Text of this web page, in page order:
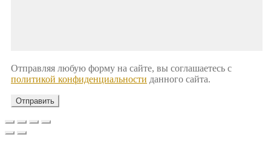
Отправляя любую форму на сайте, вы соглашаетесь с
политикой конфиденциальности данного сайта.